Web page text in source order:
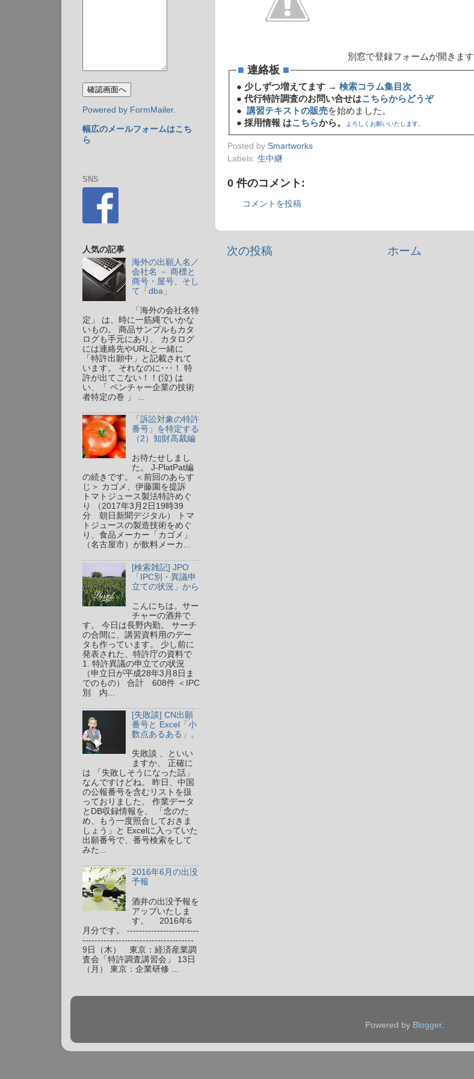
別窓で登録フォームが開きます
■連絡板 ■
● 少しずつ増えてます →検索コラム集目次
●代行特許調査のお問い合せはこちらからどうぞ
●講習テキストの販売を始めました。
●採用情報 はこちらから。 よろしくお願いいたします。
Posted by Smartworks
Labels: 生中継
0 件のコメント:
コメントを投稿
次の投稿 ホーム
Powered by FormMailer.
幅広のメールフォームはこち
ら
SNS
人気の記事
海外の出願人名／
会社名 － 商標と
商号・屋号、そし
て「dba」
「海外の会社名特
定」 は、時に一筋縄でいかな
いもの。 商品サンプルもカタ
ログも手元にあり、 カタログ
には連絡先やURLと一緒に
「特許出願中」と記載されて
います。 それなのに･･･！ 特
許が出てこない！！(泣) は
い、「 ベンチャー企業の技術
者特定の巻 」 ...
「訴訟対象の特許
番号」を特定する
（2）知財高裁編
お待たせしまし
た。 J-PlatPat編
の続きです。 ＜前回のあらす
じ＞ カゴメ、伊藤園を提訴
トマトジュース製法特許めぐ
り （2017年3月2日19時39
分 朝日新聞デジタル） トマ
トジュースの製造技術をめぐ
り、食品メーカー「カゴメ」
（名古屋市）が飲料メーカ...
[検索雑記] JPO
「IPC別・異議申
立ての状況」から
こんにちは。サー
チャーの酒井で
す。 今日は長野内勤。 サーチ
の合間に、講習資料用のデー
タも作っています。 少し前に
発表された、特許庁の資料で
1. 特許異議の申立ての状況
（申立日が平成28年3月8日ま
でのもの） 合計 608件 ＜IPC
別 内...
[失敗談] CN出願
番号と Excel「小
数点あるある」。
失敗談 、といい
ますか、 正確に
は 「失敗しそうになった話」
なんですけどね。 昨日、中国
の公報番号を含むリストを扱
っておりました。 作業データ
とDB収録情報を、 「念のた
め、もう一度照合しておきま
しょう」と Excelに入っていた
出願番号で、番号検索をして
みた...
2016年6月の出没
予報
酒井の出没予報を
アップいたしま
す。 2016年6
月分です。 ------------------------
-------------------------------------
9日（木） 東京：経済産業調
査会「特許調査講習会」 13日
（月） 東京：企業研修 ...
Powered by Blogger.